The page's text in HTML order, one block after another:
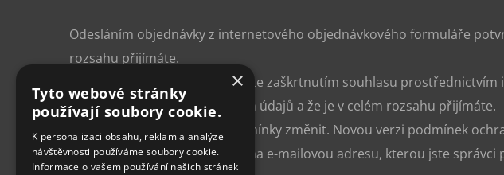
Odesláním objednávky z internetového objednávkového formuláře
rozsahu přijímáte.
S těmito podmínkami souhlasíte zaškrtnutím souhlasu
podmínkami ochrany osobních údajů a že je v celém rozsahu přijímáte.
Správce je oprávněn tyto podmínky změnit. Novou verzi podmínek
novou verzi těchto podmínek na e-mailovou adresu, kterou jste správci
×
Tyto webové stránky
používají soubory cookie.
K personalizaci obsahu, reklam a analýze
návštěvnosti používáme soubory cookie.
Informace o vašem používání našich stránek